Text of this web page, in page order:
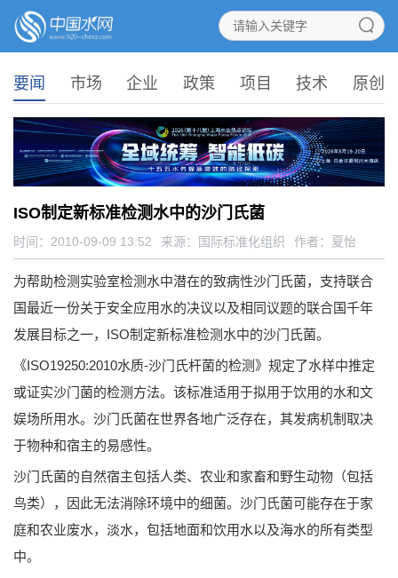
要闻 市场 企业 政策 项目 技术 原创
ISO制定新标准检测水中的沙门氏菌
时间：2010-09-09 13:52 来源： 国际标准化组织 作者：夏怡
为帮助检测实验室检测水中潜在的致病性沙门氏菌，支持联合
国最近一份关于安全应用水的决议以及相同议题的联合国千年
发展目标之一，ISO制定新标准检测水中的沙门氏菌。
《ISO19250:2010水质-沙门氏杆菌的检测》规定了水样中推定
或证实沙门菌的检测方法。该标准适用于拟用于饮用的水和文
娱场所用水。沙门氏菌在世界各地广泛存在，其发病机制取决
于物种和宿主的易感性。
沙门氏菌的自然宿主包括人类、农业和家畜和野生动物（包括
鸟类），因此无法消除环境中的细菌。沙门氏菌可能存在于家
庭和农业废水，淡水，包括地面和饮用水以及海水的所有类型
中。